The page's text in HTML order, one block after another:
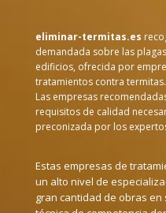
eliminar-termitas.es
demandada sobre las
edificios, ofrecida por
tratamientos contra termitas.
Las empresas
requisitos de calidad
preconizada por los
Estas empresas de
un alto nivel de
gran cantidad de obras